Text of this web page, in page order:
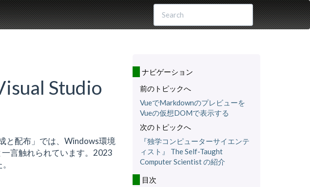
Studio
と配布」では、Windows環境
言触れられています。2023
ナビゲーション
前のトピックへ
VueでMarkdownのプレビューを
Vueの仮想DOMで表示する
次のトピックへ
『独学コンピューターサイエンテ
ィスト』 The Self-Taught
Computer Scientist の紹介
目次